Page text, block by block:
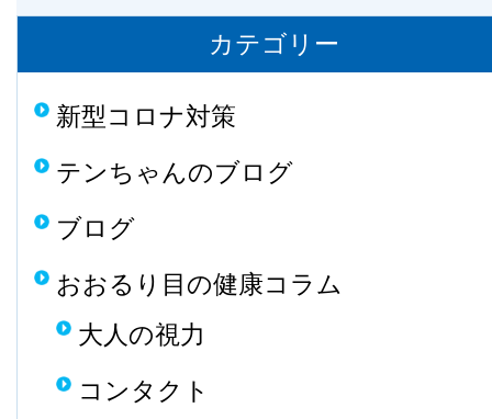
カテゴリー
新型コロナ対策
テンちゃんのブログ
ブログ
おおるり目の健康コラム
大人の視力
コンタクト